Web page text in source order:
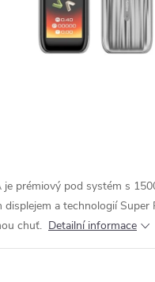
je prémiový pod systém s
displejem a technologií Super
chuť. Detailní informace